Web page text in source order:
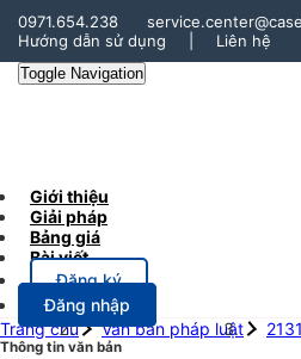
0971.654.238
Hướng dẫn sử dụng
Liên hệ
Toggle Navigation
Giới thiệu
Giải pháp
Bảng giá
Bài viết
Đăng ký
Đăng nhập
Trang chủ
Văn bản pháp luật
Thông tin văn bản